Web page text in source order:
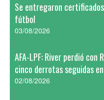
Se entregaron
fútbol
03/08/2026
AFA-LPF: River perdió con
cinco derrotas seguidas
02/08/2026